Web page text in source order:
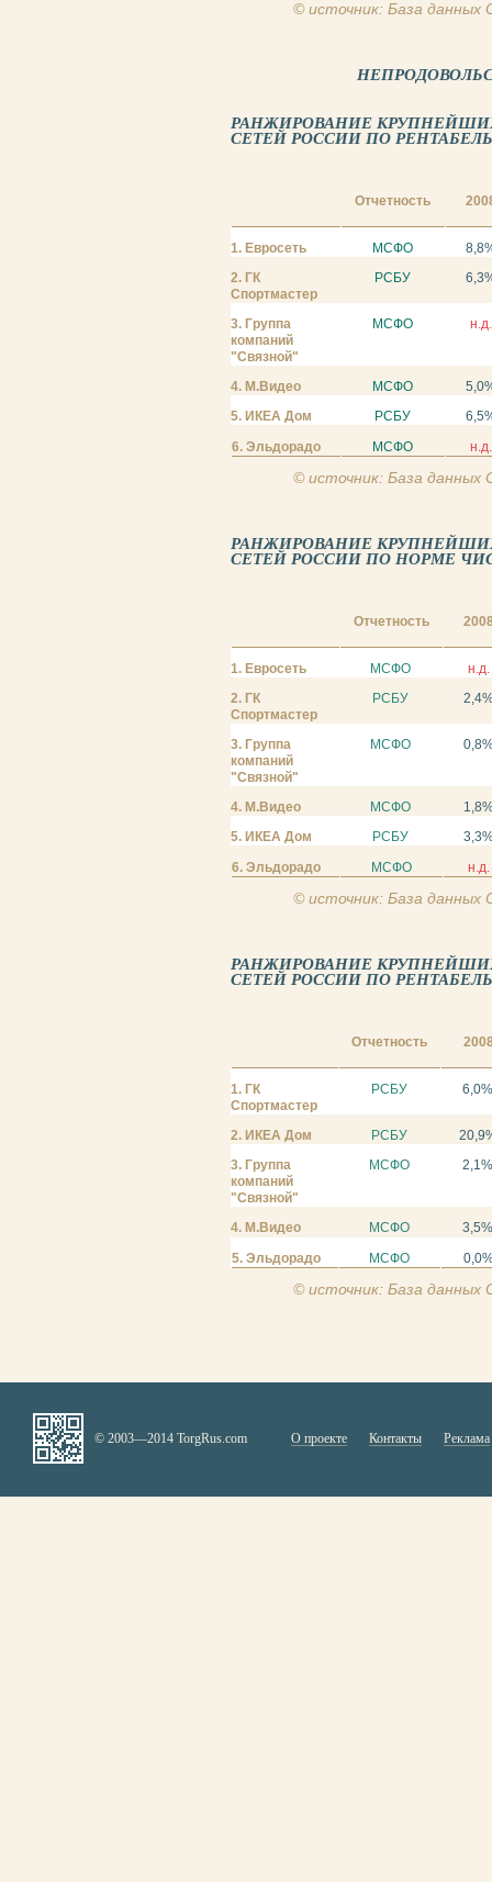
© источник: База
РАНЖИРОВАНИЕ
СЕТЕЙ РОССИИ ПО
Отчетность
1. Евросеть МСФО
2. ГК
Спортмастер
РСБУ
3. Группа
компаний
"Связной"
МСФО н.д.
4. М.Видео МСФО
5. ИКЕА Дом
РСБУ
6. Эльдорадо
МСФО н.д.
© источник: База
РАНЖИРОВАНИЕ
СЕТЕЙ РОССИИ ПО НОРМЕ
Отчетность
1. Евросеть МСФО
н.д.
2. ГК
Спортмастер
РСБУ
3. Группа
компаний
"Связной"
МСФО
4. М.Видео МСФО
5. ИКЕА Дом
РСБУ
6. Эльдорадо
МСФО н.д.
© источник: База
РАНЖИРОВАНИЕ
СЕТЕЙ РОССИИ ПО
Отчетность
1. ГК
Спортмастер
РСБУ
2. ИКЕА Дом РСБУ
3. Группа
компаний
"Связной"
МСФО
4. М.Видео МСФО
5. Эльдорадо
МСФО
© источник: База
© 2003—2014 TorgRus.com О проекте Контакты Реклама